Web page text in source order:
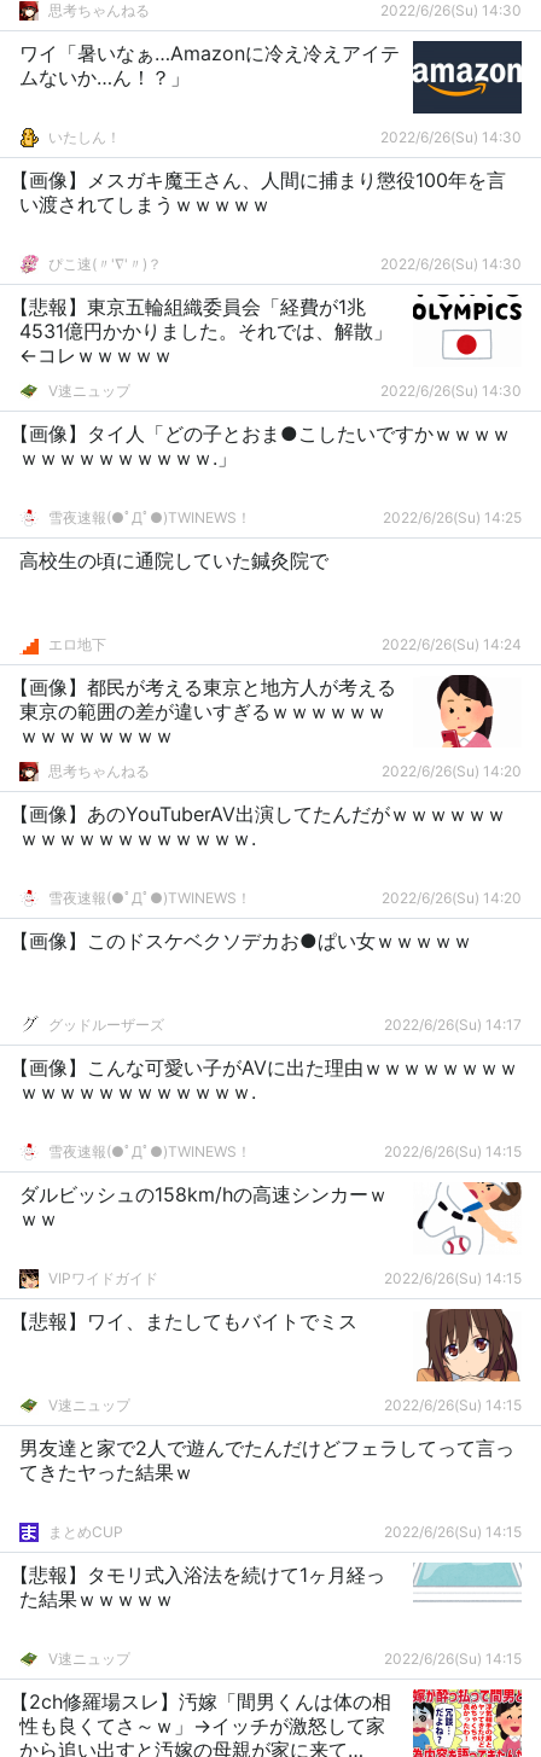
思考ちゃんねる 2022/6/26(Su) 14:30
ワイ「暑いなぁ…Amazonに冷え冷えアイテ
ムないか…ん！？」
いたしん！ 2022/6/26(Su) 14:30
【画像】メスガキ魔王さん、人間に捕まり懲役100年を言
い渡されてしまうｗｗｗｗｗ
ぴこ速(〃'∇'〃)？ 2022/6/26(Su) 14:30
【悲報】東京五輪組織委員会「経費が1兆
4531億円かかりました。それでは、解散」
←コレｗｗｗｗｗ
V速ニュップ 2022/6/26(Su) 14:30
【画像】タイ人「どの子とおま●こしたいですかｗｗｗｗ
ｗｗｗｗｗｗｗｗｗｗ.」
雪夜速報(●ﾟДﾟ●)TWINEWS！ 2022/6/26(Su) 14:25
高校生の頃に通院していた鍼灸院で
エロ地下 2022/6/26(Su) 14:24
【画像】都民が考える東京と地方人が考える
東京の範囲の差が違いすぎるｗｗｗｗｗｗ
ｗｗｗｗｗｗｗｗ
思考ちゃんねる 2022/6/26(Su) 14:20
【画像】あのYouTuberAV出演してたんだがｗｗｗｗｗｗ
ｗｗｗｗｗｗｗｗｗｗｗｗ.
雪夜速報(●ﾟДﾟ●)TWINEWS！ 2022/6/26(Su) 14:20
【画像】このドスケベクソデカお●ぱい女ｗｗｗｗｗ
グッドルーザーズ 2022/6/26(Su) 14:17
【画像】こんな可愛い子がAVに出た理由ｗｗｗｗｗｗｗｗ
ｗｗｗｗｗｗｗｗｗｗｗｗ.
雪夜速報(●ﾟДﾟ●)TWINEWS！ 2022/6/26(Su) 14:15
ダルビッシュの158km/hの高速シンカーｗ
ｗｗ
VIPワイドガイド 2022/6/26(Su) 14:15
【悲報】ワイ、またしてもバイトでミス
V速ニュップ 2022/6/26(Su) 14:15
男友達と家で2人で遊んでたんだけどフェラしてって言っ
てきたヤった結果ｗ
まとめCUP 2022/6/26(Su) 14:15
【悲報】タモリ式入浴法を続けて1ヶ月経っ
た結果ｗｗｗｗｗ
V速ニュップ 2022/6/26(Su) 14:15
【2ch修羅場スレ】汚嫁「間男くんは体の相
性も良くてさ～ｗ」→イッチが激怒して家
から追い出すと汚嫁の母親が家に来て…